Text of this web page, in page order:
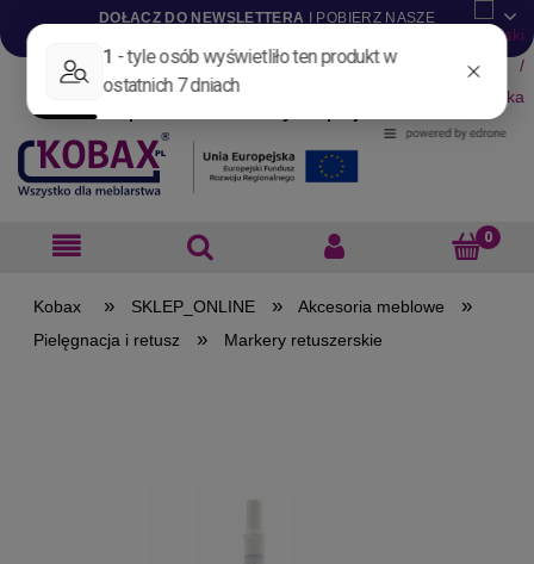
DOŁĄCZ DO NEWSLETTERA I POBIERZ NASZE
Aktualności Nowości
Blog
Pliki do pobrania
» SKLEP_ONLINE » Akcesoria meblowe »
Pielęgnacja i retusz » Markery retuszerskie